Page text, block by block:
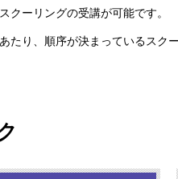
クーリングの受講が可能です。
たり、順序が決まっているス